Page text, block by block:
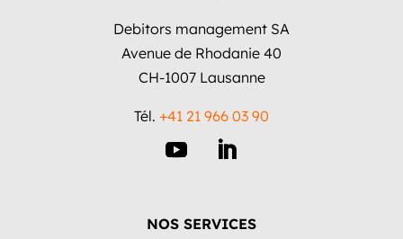
Debitors management SA
Avenue de Rhodanie 40
CH-1007 Lausanne
Tél. +41 21 966 03 90
NOS SERVICES